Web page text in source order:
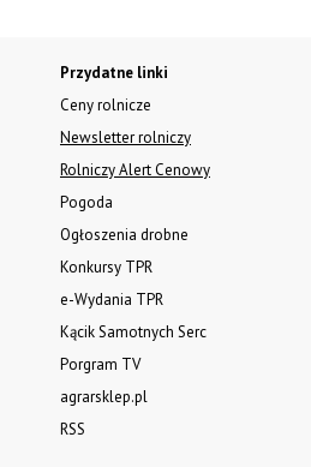
Przydatne linki
Ceny rolnicze
Newsletter rolniczy
Rolniczy Alert Cenowy
Pogoda
Ogłoszenia drobne
Konkursy TPR
e-Wydania TPR
Kącik Samotnych Serc
Porgram TV
agrarsklep.pl
RSS